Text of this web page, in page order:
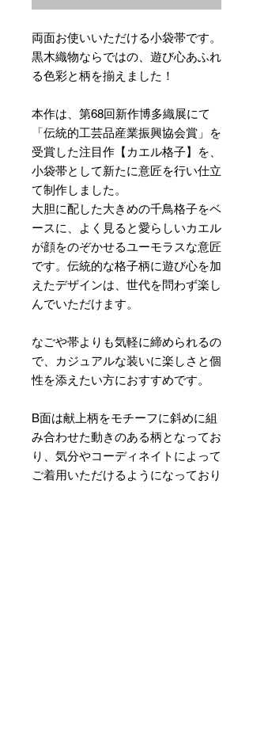
両面お使いいただける小袋帯です。
黒木織物ならではの、遊び心あふれ
る色彩と柄を揃えました！
本作は、第68回新作博多織展にて
「伝統的工芸品産業振興協会賞」を
受賞した注目作【カエル格子】を、
小袋帯として新たに意匠を行い仕立
て制作しました。
大胆に配した大きめの千鳥格子をベ
ースに、よく見ると愛らしいカエル
が顔をのぞかせるユーモラスな意匠
です。伝統的な格子柄に遊び心を加
えたデザインは、世代を問わず楽し
んでいただけます。
なごや帯よりも気軽に締められるの
で、カジュアルな装いに楽しさと個
性を添えたい方におすすめです。
B面は献上柄をモチーフに斜めに組
み合わせた動きのある柄となってお
り、気分やコーディネイトによって
ご着用いただけるようになっており